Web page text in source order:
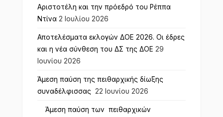
Αριστοτέλη και την πρόεδρό του Ρέππα
Ντίνα 2 Ιουλίου 2026
Αποτελέσματα εκλογών ΔΟΕ 2026. Οι έδρες
και η νέα σύνθεση του ΔΣ της ΔΟΕ 29
Ιουνίου 2026
Άμεση παύση της πειθαρχικής δίωξης
συναδέλφισσας
22 Ιουνίου 2026
Άμεση παύση των πειθαρχικών